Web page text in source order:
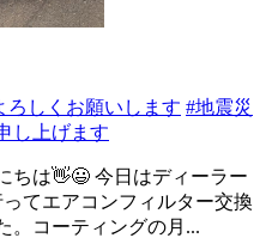
ろしくお願いします #地震災
し上げます
ちは👋😃 今日はディーラー
てエアコンフィルター交換
。コーティングの月...